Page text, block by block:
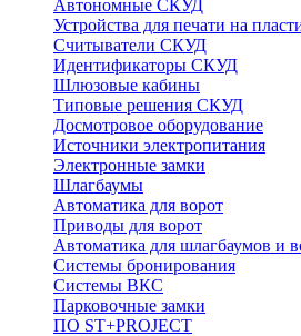
Автономные СКУД
Устройства для печати на
Считыватели СКУД
Идентификаторы СКУД
Шлюзовые кабины
Типовые решения СКУД
Досмотровое оборудование
Источники электропитания
Электронные замки
Шлагбаумы
Автоматика для ворот
Приводы для ворот
Автоматика для шлагбаумов и
Системы бронирования
Системы ВКС
Парковочные замки
ПО ST+PROJECT